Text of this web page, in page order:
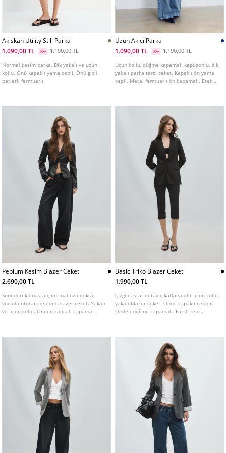
Akıskan Utility Stili Parka
1.090,00 TL
-8% 1.190,00 TL
Normal kesim parka. Dik yakalı ve uzun
kollu. Önü kapaklı yama cepli. Önü gizli
patletli fermuarlı.
Uzun Akıcı Parka
1.090,00 TL
-8% 1.190,00 TL
Uzun kollu, düğme kapamalı kapüşonlu, dik
yakalı parka tarzı ceket. Kapaklı ön yama
cepli. Metal fermuarlı ön kapamalı. Etek
Peplum Kesim Blazer Ceket
2.690,00 TL
Suni deri kumaştan, normal uzunlukta,
vücuda oturan peplum blazer ceket. Yakalı
ve uzun kollu. Önden kancalı kapama.
Basic Triko Blazer Ceket
1.990,00 TL
Çizgili astar detaylı, katlanabilir uzun kollu,
yakalı blazer ceket. Önde kapaklı cepler.
Önden düğme kapamalı. Farklı renk